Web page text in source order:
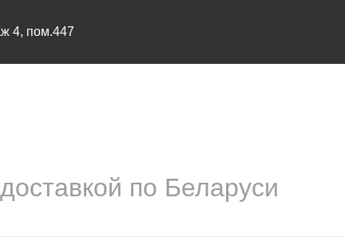
4, пом.447
по Беларуси